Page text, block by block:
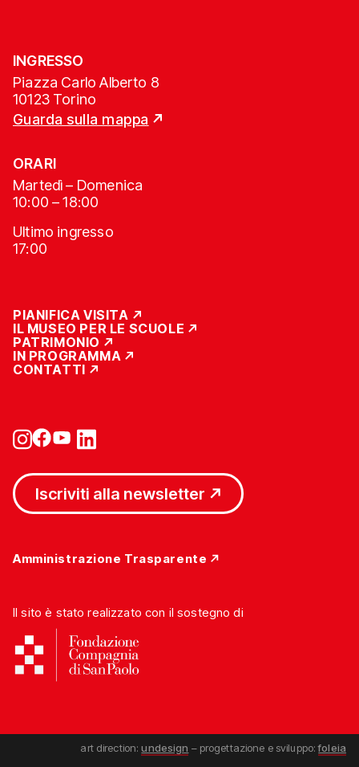
INGRESSO
Piazza Carlo Alberto 8
10123 Torino
Guarda sulla mappa
ORARI
Martedì – Domenica
10:00 – 18:00
Ultimo ingresso
17:00
PIANIFICA VISITA
IL MUSEO PER LE SCUOLE
PATRIMONIO
IN PROGRAMMA
CONTATTI
Iscriviti alla newsletter
Amministrazione Trasparente
Il sito è stato realizzato con il sostegno di
art direction:undesign – progettazione e sviluppo:foleia